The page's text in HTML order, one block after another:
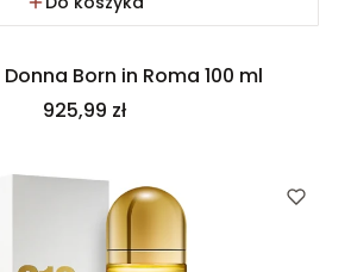
Born in Roma 100 ml
Cena
925,99 zł